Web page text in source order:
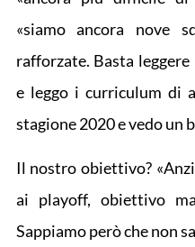
«siamo ancora nove
rafforzate. Basta
e leggo i curriculum di
stagione 2020 e vedo un
Il nostro obiettivo?
ai playoff, obiettivo
Sappiamo però che non